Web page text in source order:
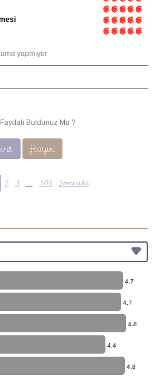
yapmıyor
Buldunuz Mu ?
Hayır
2 3 … 103 Sonraki
4.7
4.7
4.8
4.4
4.8